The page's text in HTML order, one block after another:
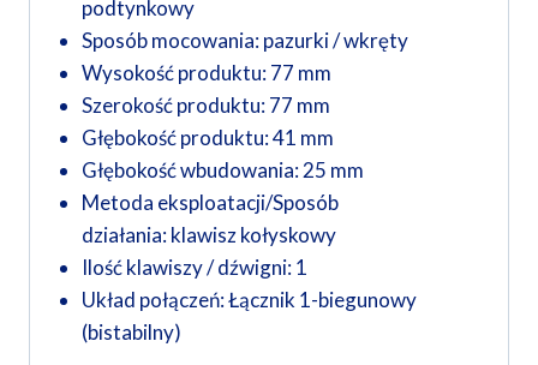
podtynkowy
Sposób mocowania:pazurki / wkręty
Wysokość produktu:77 mm
Szerokość produktu:77 mm
Głębokość produktu:41 mm
Głębokość wbudowania:25 mm
Metoda eksploatacji/Sposób
działania:klawisz kołyskowy
Ilość klawiszy / dźwigni:1
Układ połączeń:Łącznik 1-biegunowy
(bistabilny)